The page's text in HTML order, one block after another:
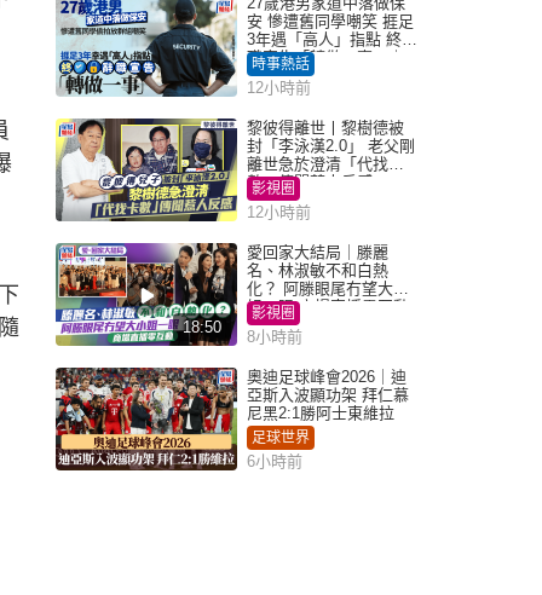
安 慘遭舊同學嘲笑 捱足
3年遇「高人」指點 終辭
職宣告「轉做一事」｜
Juicy叮
時事熱話
12小時前
黎彼得離世丨黎樹德被
封「李泳漢2.0」 老父剛
離世急於澄清「代找卡
數」傳聞惹人反感
影視圈
12小時前
18:50
愛回家大結局｜滕麗
名、林淑敏不和白熱
化？ 阿滕眼尾冇望大小
姐一眼 商場直播零互動
影視圈
8小時前
奧迪足球峰會2026｜迪
亞斯入波顯功架 拜仁慕
尼黑2:1勝阿士東維拉
足球世界
6小時前